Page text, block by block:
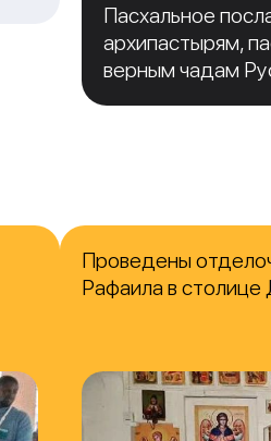
Пасхальное
архипастырям,
верным чадам
Проведены
Рафаила в столице